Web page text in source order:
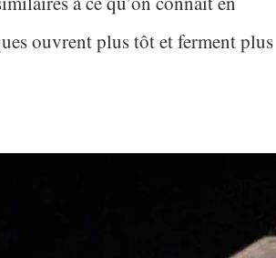
ouvrent plus tôt et ferment plus